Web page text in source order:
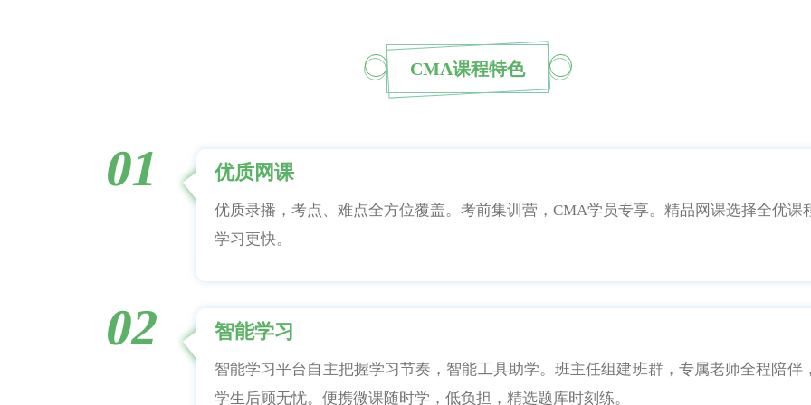
CMA课程特色
01 优质网课
优质录播，考点、难点全方位覆盖。考前集训营，CMA学员专享。精品网课选择全优课
学习更快。
02 智能学习
智能学习平台自主把握学习节奏，智能工具助学。班主任组建班群，专属老师全程陪伴
学生后顾无忧。便携微课随时学，低负担，精选题库时刻练。